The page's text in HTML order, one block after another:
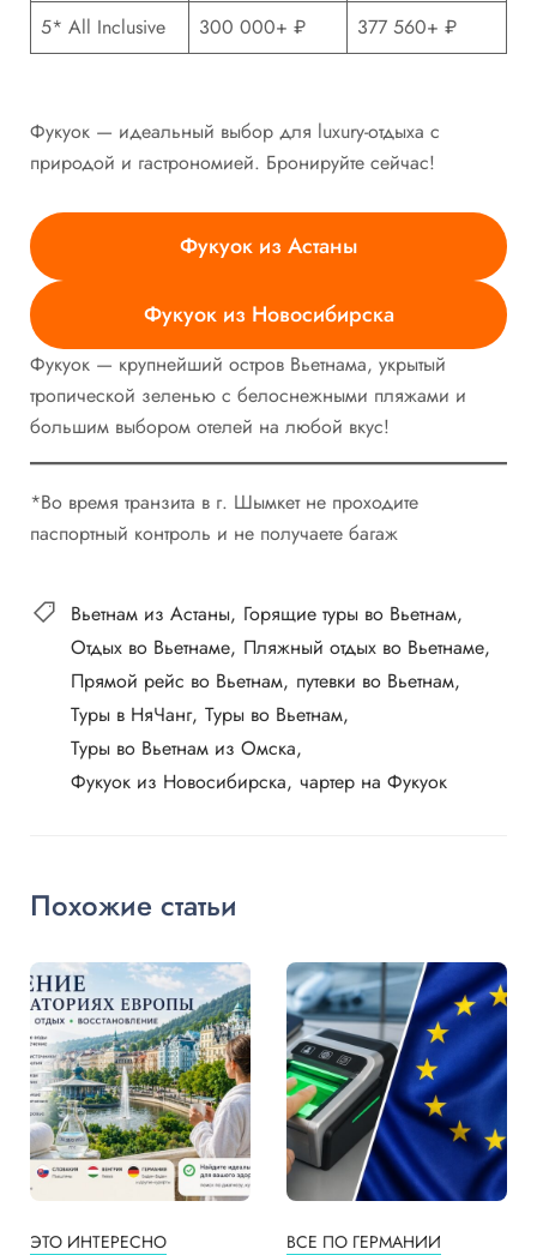
5* All Inclusive
300 000+ ₽ 377 560+ ₽
Фукуок — идеальный выбор для luxury-отдыха с
природой и гастрономией. Бронируйте сейчас!
Фукуок из Астаны
Фукуок из Новосибирска
Фукуок — крупнейший остров Вьетнама, укрытый
тропической зеленью с белоснежными пляжами и
большим выбором отелей на любой вкус!
*Во время транзита в г. Шымкет не проходите
паспортный контроль и не получаете багаж
Вьетнам из Астаны Горящие туры во Вьетнам
Отдых во Вьетнаме Пляжный отдых во Вьетнаме
Прямой рейс во Вьетнам путевки во Вьетнам
Туры в НяЧанг Туры во Вьетнам
Туры во Вьетнам из Омска
Фукуок из Новосибирска чартер на Фукуок
Похожие статьи
ЭТО ИНТЕРЕСНО
ВСЕ ПО ГЕРМАНИИ